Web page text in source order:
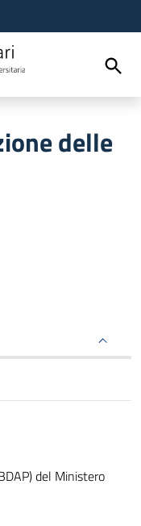
delle
del Ministero